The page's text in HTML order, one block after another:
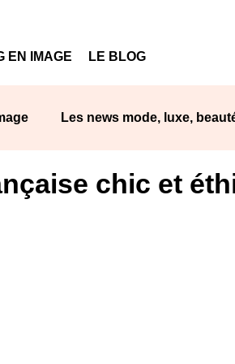
EN IMAGE LE BLOG
Les news mode, luxe,
Afrique Les couleurs
chic et